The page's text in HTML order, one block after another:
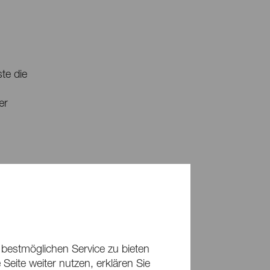
die
Service zu bieten
weiter nutzen, erklären Sie